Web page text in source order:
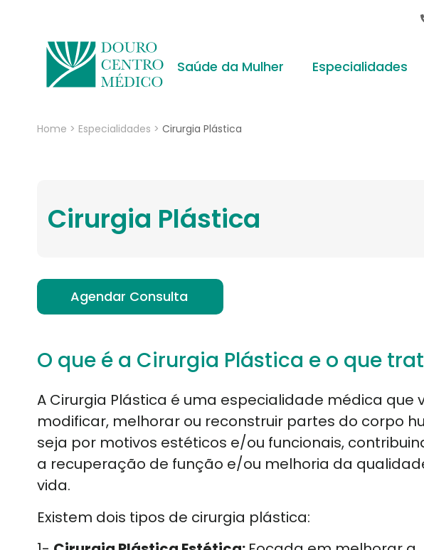
Saúde da Mulher Especialidades
Home > Especialidades > Cirurgia Plástica
Cirurgia Plástica
Agendar Consulta
O que é a Cirurgia Plástica e o que
A Cirurgia Plástica é uma especialidade médica que
modificar, melhorar ou reconstruir partes do corpo
seja por motivos estéticos e/ou funcionais,
a recuperação de função e/ou melhoria da
vida.
Existem dois tipos de cirurgia plástica: